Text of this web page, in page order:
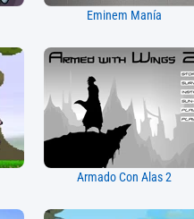
Eminem Manía
Armado Con Alas 2